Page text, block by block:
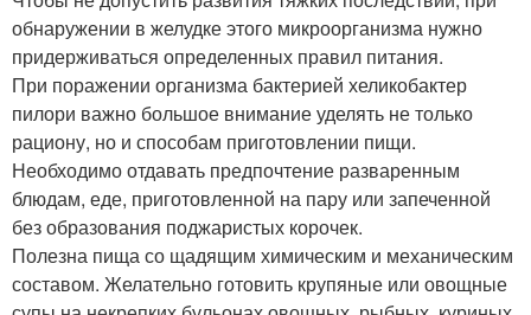
обнаружении в желудке этого микроорганизма нужно
придерживаться определенных правил питания.
При поражении организма бактерией хеликобактер
пилори важно большое внимание уделять не только
рациону, но и способам приготовлении пищи.
Необходимо отдавать предпочтение разваренным
блюдам, еде, приготовленной на пару или запеченной
без образования поджаристых корочек.
Полезна пища со щадящим химическим и механическим
составом. Желательно готовить крупяные или овощные